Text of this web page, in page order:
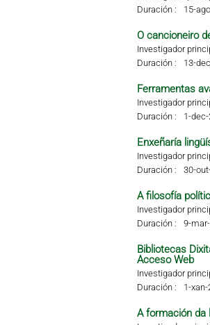
Duración :
15-
O cancioneiro
Investigador
Duración :
13-
Ferramentas
Investigador
Duración :
1-
Enxeñaría
Investigador
Duración :
30-
A filosofía
Investigador
Duración :
9-
Bibliotecas
Acceso Web
Investigador
Duración :
1-
A formación da